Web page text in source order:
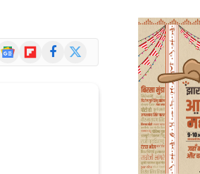
Google
News
FlipboardFacebook